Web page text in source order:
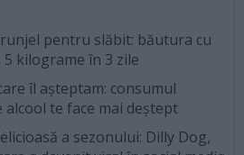
pentru slăbit: băutura cu
5 kilograme în 3 zile
îl așteptam: consumul
alcool te face mai deștept
a sezonului: Dilly Dog,